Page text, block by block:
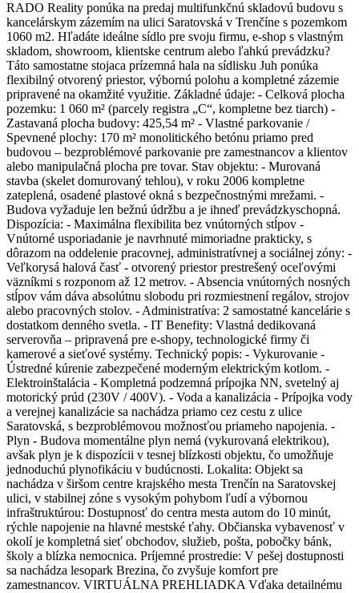
RADO Reality ponúka na predaj multifunkčnú skladovú budovu s
kancelárskym zázemím na ulici Saratovská v Trenčíne s pozemkom
1060 m2. Hľadáte ideálne sídlo pre svoju firmu, e-shop s vlastným
skladom, showroom, klientske centrum alebo ľahkú prevádzku?
Táto samostatne stojaca prízemná hala na sídlisku Juh ponúka
flexibilný otvorený priestor, výbornú polohu a kompletné zázemie
pripravené na okamžité využitie. Základné údaje: - Celková plocha
pozemku: 1 060 m² (parcely registra „C“, kompletne bez tiarch) -
Zastavaná plocha budovy: 425,54 m² - Vlastné parkovanie /
Spevnené plochy: 170 m² monolitického betónu priamo pred
budovou – bezproblémové parkovanie pre zamestnancov a klientov
alebo manipulačná plocha pre tovar. Stav objektu: - Murovaná
stavba (skelet domurovaný tehlou), v roku 2006 kompletne
zateplená, osadené plastové okná s bezpečnostnými mrežami. -
Budova vyžaduje len bežnú údržbu a je ihneď prevádzkyschopná.
Dispozícia: - Maximálna flexibilita bez vnútorných stĺpov -
Vnútorné usporiadanie je navrhnuté mimoriadne prakticky, s
dôrazom na oddelenie pracovnej, administratívnej a sociálnej zóny: -
Veľkorysá halová časť - otvorený priestor prestrešený oceľovými
väzníkmi s rozponom až 12 metrov. - Absencia vnútorných nosných
stĺpov vám dáva absolútnu slobodu pri rozmiestnení regálov, strojov
alebo pracovných stolov. - Administratíva: 2 samostatné kancelárie s
dostatkom denného svetla. - IT Benefity: Vlastná dedikovaná
serverovňa – pripravená pre e-shopy, technologické firmy či
kamerové a sieťové systémy. Technický popis: - Vykurovanie -
Ústredné kúrenie zabezpečené moderným elektrickým kotlom. -
Elektroinštalácia - Kompletná podzemná prípojka NN, svetelný aj
motorický prúd (230V / 400V). - Voda a kanalizácia - Prípojka vody
a verejnej kanalizácie sa nachádza priamo cez cestu z ulice
Saratovská, s bezproblémovou možnosťou priameho napojenia. -
Plyn - Budova momentálne plyn nemá (vykurovaná elektrikou),
avšak plyn je k dispozícii v tesnej blízkosti objektu, čo umožňuje
jednoduchú plynofikáciu v budúcnosti. Lokalita: Objekt sa
nachádza v širšom centre krajského mesta Trenčín na Saratovskej
ulici, v stabilnej zóne s vysokým pohybom ľudí a výbornou
infraštruktúrou: Dostupnosť do centra mesta autom do 10 minút,
rýchle napojenie na hlavné mestské ťahy. Občianska vybavenosť v
okolí je kompletná sieť obchodov, služieb, pošta, pobočky bánk,
školy a blízka nemocnica. Príjemné prostredie: V pešej dostupnosti
sa nachádza lesopark Brezina, čo zvyšuje komfort pre
zamestnancov. VIRTUÁLNA PREHLIADKA Vďaka detailnému